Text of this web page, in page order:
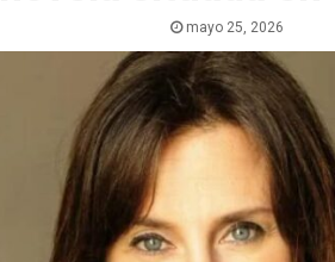
mayo 25, 2026